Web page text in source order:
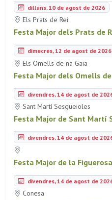
dilluns, 10 de agost de 2026
Els Prats de Rei
Festa Major dels Prats de
dimecres, 12 de agost de 2026
Els Omells de na Gaia
Festa Major dels Omells
divendres, 14 de agost de
Sant Martí Sesgueioles
Festa Major de Sant Martí
divendres, 14 de agost de
Festa Major de la
divendres, 14 de agost de
Conesa